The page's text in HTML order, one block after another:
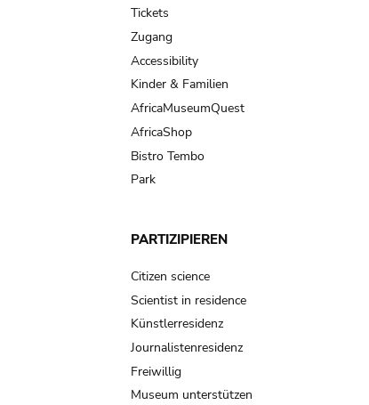
Tickets
Zugang
Accessibility
Kinder & Familien
AfricaMuseumQuest
AfricaShop
Bistro Tembo
Park
PARTIZIPIEREN
Citizen science
Scientist in residence
Künstlerresidenz
Journalistenresidenz
Freiwillig
Museum unterstützen